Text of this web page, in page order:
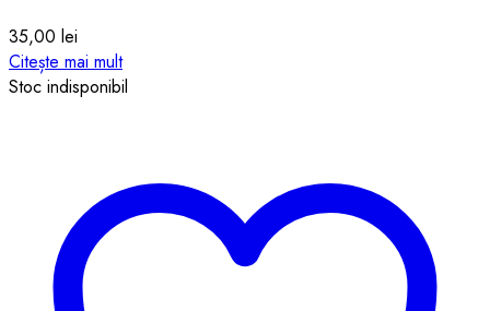
35,00 lei
Citește mai mult
Stoc indisponibil